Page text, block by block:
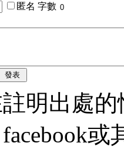
匿名 字數
發表
明出處